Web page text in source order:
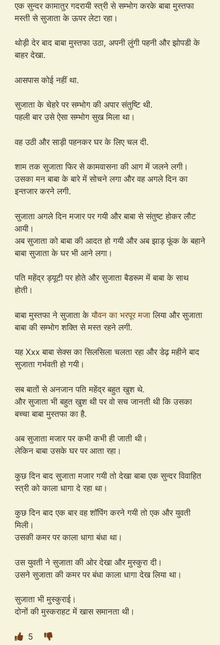
एक सुन्दर कामातुर गदरायी स्त्री से सम्भोग करके बाबा मुस्तफा
मस्ती से सुजाता के ऊपर लेटा रहा।
थोड़ी देर बाद बाबा मुस्तफा उठा, अपनी लुंगी पहनी और झोपडी के
बाहर देखा.
आसपास कोई नहीं था.
सुजाता के चेहरे पर सम्भोग की अपार संतुष्टि थी.
पहली बार उसे ऐसा सम्भोग सुख मिला था।
वह उठी और साड़ी पहनकर घर के लिए चल दी.
शाम तक सुजाता फिर से कामवासना की आग में जलने लगी।
उसका मन बाबा के बारे में सोचने लगा और वह अगले दिन का
इन्तजार करने लगी.
सुजाता अगले दिन मजार पर गयी और बाबा से संतुष्ट होकर लौट
आयी।
अब सुजाता को बाबा की आदत हो गयी और अब झाड़ फूंक के बहाने
बाबा सुजाता के घर भी आने लगा।
पति महेंद्र ड्यूटी पर होते और सुजाता बैडरूम में बाबा के साथ
होती।
बाबा मुस्तफा ने सुजाता केयौवन का भरपूर मजा लिया और सुजाता
बाबा की सम्भोग शक्ति से मस्त रहने लगी.
यह Xxx बाबा सेक्स का सिलसिला चलता रहा और डेढ़ महीने बाद
सुजाता गर्भवती हो गयी।
सब बातों से अनजान पति महेंद्र बहुत खुश थे.
और सुजाता भी बहुत खुश थी पर वो सच जानती थी कि उसका
बच्चा बाबा मुस्तफा का है.
अब सुजाता मजार पर कभी कभी ही जाती थी।
लेकिन बाबा उसके घर पर आता रहा।
कुछ दिन बाद सुजाता मजार गयी तो देखा बाबा एक सुन्दर विवाहित
स्त्री को काला धागा दे रहा था।
कुछ दिन बाद एक बार वह शॉपिंग करने गयी तो एक और युवती
मिली।
उसकी कमर पर काला धागा बंधा था।
उस युवती ने सुजाता की ओर देखा और मुस्कुरा दी।
उसने सुजाता की कमर पर बंधा काला धागा देख लिया था।
सुजाता भी मुस्कुराई।
दोनों की मुस्कराहट में खास समानता थी।
5